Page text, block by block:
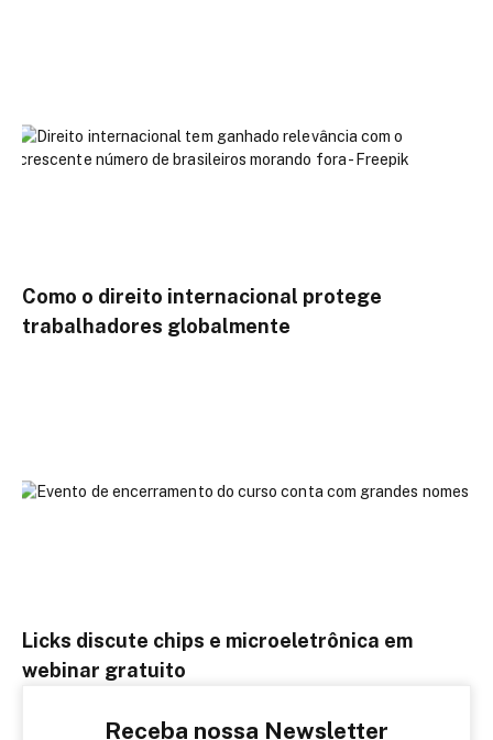
Como o direito internacional protege
trabalhadores globalmente
Licks discute chips e microeletrônica em
webinar gratuito
Receba nossa Newsletter